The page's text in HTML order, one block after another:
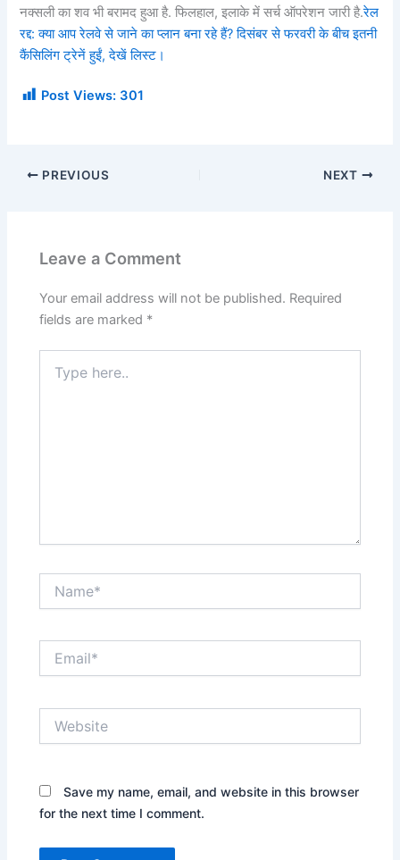
नक्सली का शव भी बरामद हुआ है. फिलहाल, इलाके में सर्च ऑपरेशन जारी है.रेल
रद्द: क्या आप रेलवे से जाने का प्लान बना रहे हैं? दिसंबर से फरवरी के बीच इतनी
कैंसिलिंग ट्रेनें हुईं, देखें लिस्ट।
Post Views: 301
PREVIOUS NEXT
Leave a Comment
Your email address will not be published. Required
fields are marked *
here..
Save my name, email, and website in this browser
for the next time I comment.